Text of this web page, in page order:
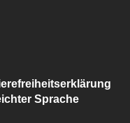
Sprache